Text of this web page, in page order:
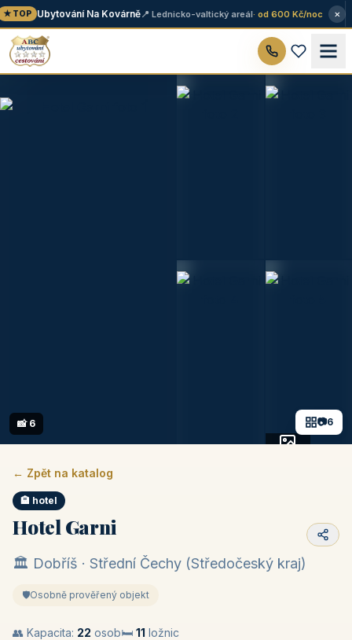
★ TOP Ubytování Na Kovárně📍 Lednicko-valtický areál· od 600 Kč/noc ×
📷6
📸 6
← Zpět na katalog
🏨 hotel
Hotel Garni
🏛️ Dobříš · Střední Čechy (Středočeský kraj)
🛡️Osobně prověřený objekt
👥 Kapacita: 22 osob🛏️ 11 ložnic